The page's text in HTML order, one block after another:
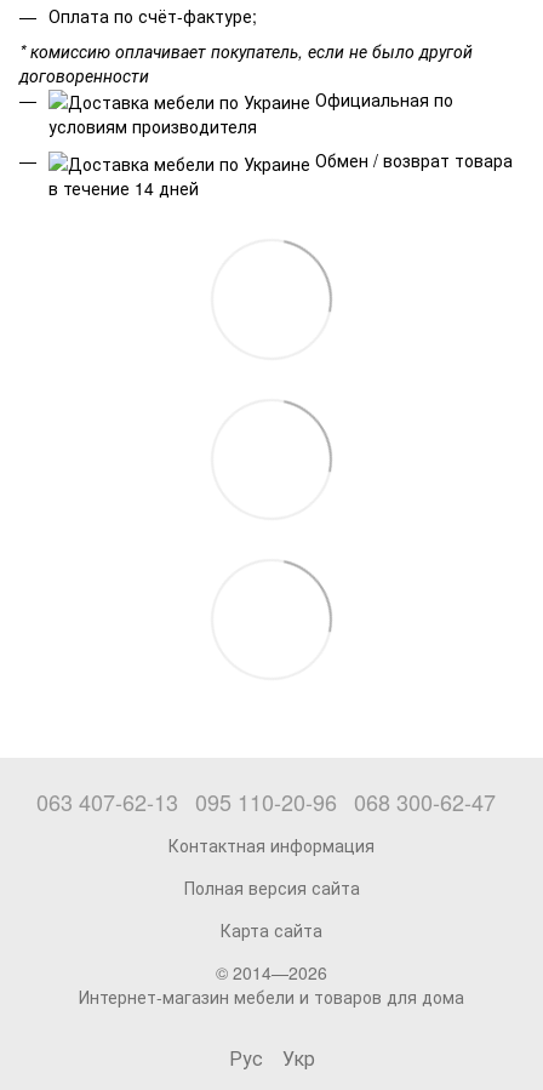
Оплата по счёт-фактуре;
* комиссию оплачивает покупатель, если не было другой
договоренности
Официальная по
условиям производителя
Обмен / возврат товара
в течение 14 дней
063 407-62-13 095 110-20-96 068 300-62-47
Контактная информация
Полная версия сайта
Карта сайта
© 2014—2026
Интернет-магазин мебели и товаров для дома
Рус Укр